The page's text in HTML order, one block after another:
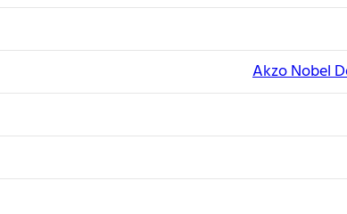
Akzo Nobel